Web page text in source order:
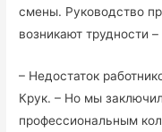
смены. Руководство
возникают трудности
– Недостаток
Крук. – Но мы
профессиональным